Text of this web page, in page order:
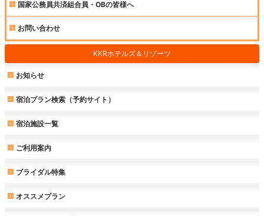
国家公務員共済組合員・OBの皆様へ
お問い合わせ
KKRホテルズ＆リゾーツ
お知らせ
宿泊プラン検索（予約サイト）
宿泊施設一覧
ご利用案内
ブライダル特集
オススメプラン